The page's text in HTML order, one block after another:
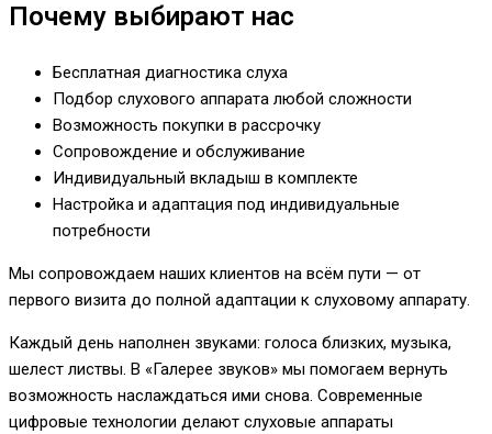
Почему выбирают нас
Бесплатная диагностика слуха
Подбор слухового аппарата любой сложности
Возможность покупки в рассрочку
Сопровождение и обслуживание
Индивидуальный вкладыш в комплекте
Настройка и адаптация под индивидуальные
потребности
Мы сопровождаем наших клиентов на всём пути — от
первого визита до полной адаптации к слуховому аппарату.
Каждый день наполнен звуками: голоса близких, музыка,
шелест листвы. В «Галерее звуков» мы помогаем вернуть
возможность наслаждаться ими снова. Современные
цифровые технологии делают слуховые аппараты